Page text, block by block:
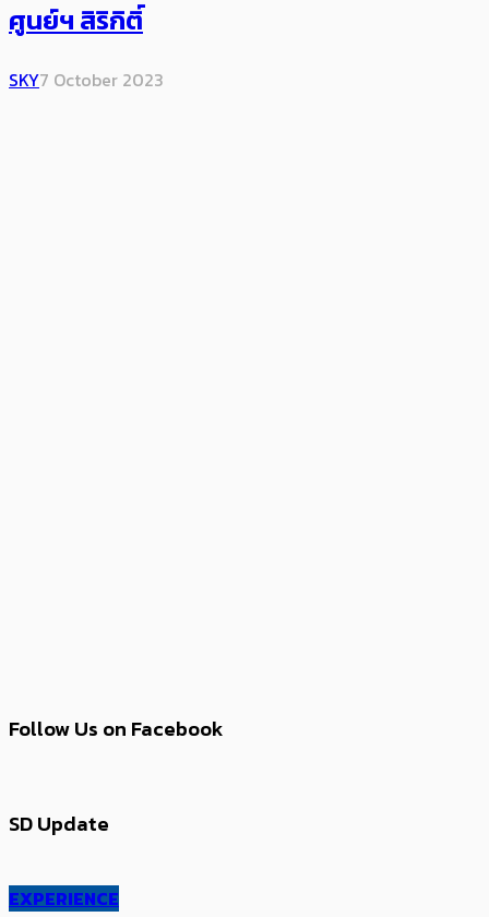
ศูนย์ฯ สิริกิติ์
SKY7 October 2023
Follow Us on Facebook
SD Update
EXPERIENCE